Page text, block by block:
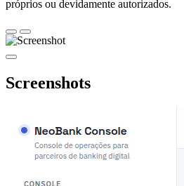
próprios ou devidamente autorizados.
Screenshots